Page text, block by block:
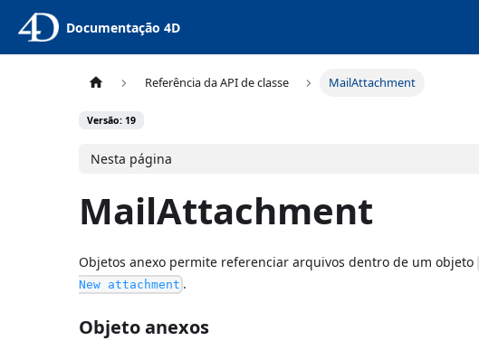
Documentação 4D
Referência da API de classe MailAttachment
Versão: 19
Nesta página
MailAttachment
Objetos anexo permite referenciar arquivos dentro de um objeto
New attachment .
Objeto anexos